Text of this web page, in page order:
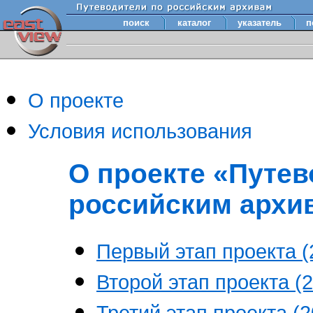
поиск каталог указатель
О проекте
Условия использования
О проекте
российским
Первый этап проекта
Второй этап проекта